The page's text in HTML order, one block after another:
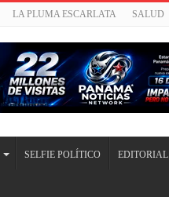
LA PLUMA ESCARLATA SALUD
SELFIE POLÍTICO EDITORIAL